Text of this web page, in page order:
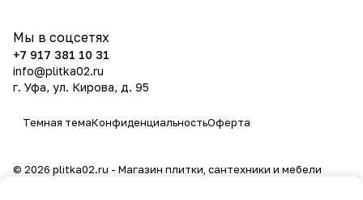
Мы в соцсетях
+7 917 381 10 31
info@plitka02.ru
г. Уфа, ул. Кирова, д. 95
Темная темаКонфиденциальностьОферта
© 2026 plitka02.ru - Магазин плитки, сантехники и мебели